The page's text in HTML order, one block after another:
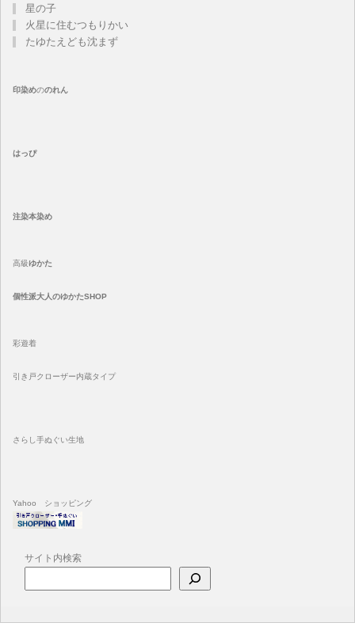
星の子
火星に住むつもりかい
たゆたえども沈まず
印染めののれん
はっぴ
注染本染め
高級ゆかた
個性派大人のゆかたSHOP
彩遊着
引き戸クローザー内蔵タイプ
さらし手ぬぐい生地
Yahoo ショッピング
サイト内検索